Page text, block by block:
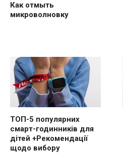
Как отмыть
микроволновку
ТОП-5 популярних
смарт-годинників для
дітей +Рекомендації
щодо вибору